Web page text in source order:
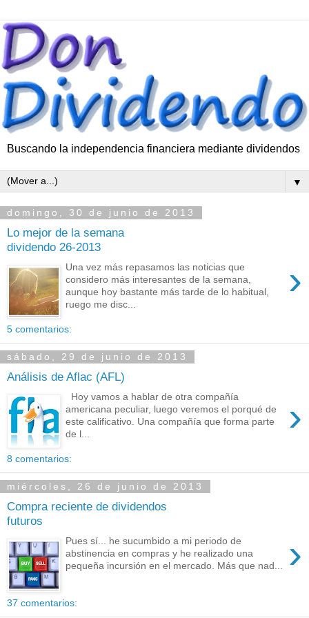
Buscando la independencia financiera mediante dividendos
▼
domingo, 30 de junio de 2013
Lo mejor de la semana
dividendo 26-2013
›
Una vez más repasamos las noticias que
considero más interesantes de la semana,
aunque hoy bastante más tarde de lo habitual,
ruego me disc...
5 comentarios:
sábado, 29 de junio de 2013
Análisis de Aflac (AFL)
›
Hoy vamos a hablar de otra compañía
americana peculiar, luego veremos el porqué de
este calificativo. Una compañía que forma parte
de l...
8 comentarios:
miércoles, 26 de junio de 2013
Compra reciente de dividendos
futuros
›
Pues sí... he sucumbido a mi periodo de
abstinencia en compras y he realizado una
pequeña incursión en el mercado. Más que nad...
37 comentarios: